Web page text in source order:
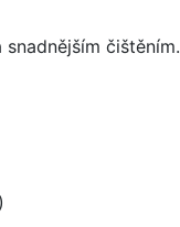
čištěním.